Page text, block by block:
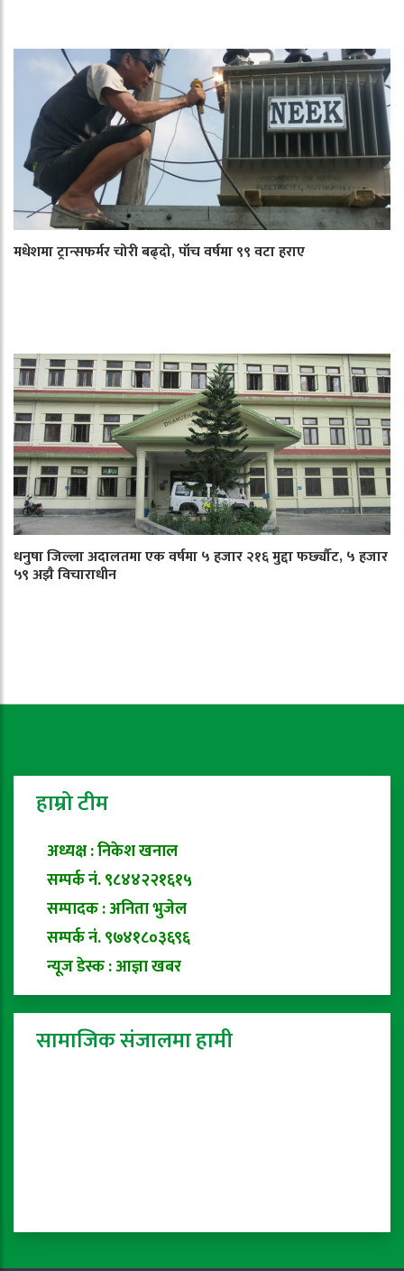
मधेशमा ट्रान्सफर्मर चोरी बढ्दो, पाँच वर्षमा ९९ वटा हराए
धनुषा जिल्ला अदालतमा एक वर्षमा ५ हजार २१६ मुद्दा फर्छ्यौट, ५ हजार
५९ अझै विचाराधीन
हाम्रो टीम
अध्यक्ष : निकेश खनाल
सम्पर्क नं. ९८४४२२१६१५
सम्पादक : अनिता भुजेल
सम्पर्क नं. ९७४१८०३६९६
न्यूज डेस्क : आज्ञा खबर
सामाजिक संजालमा हामी